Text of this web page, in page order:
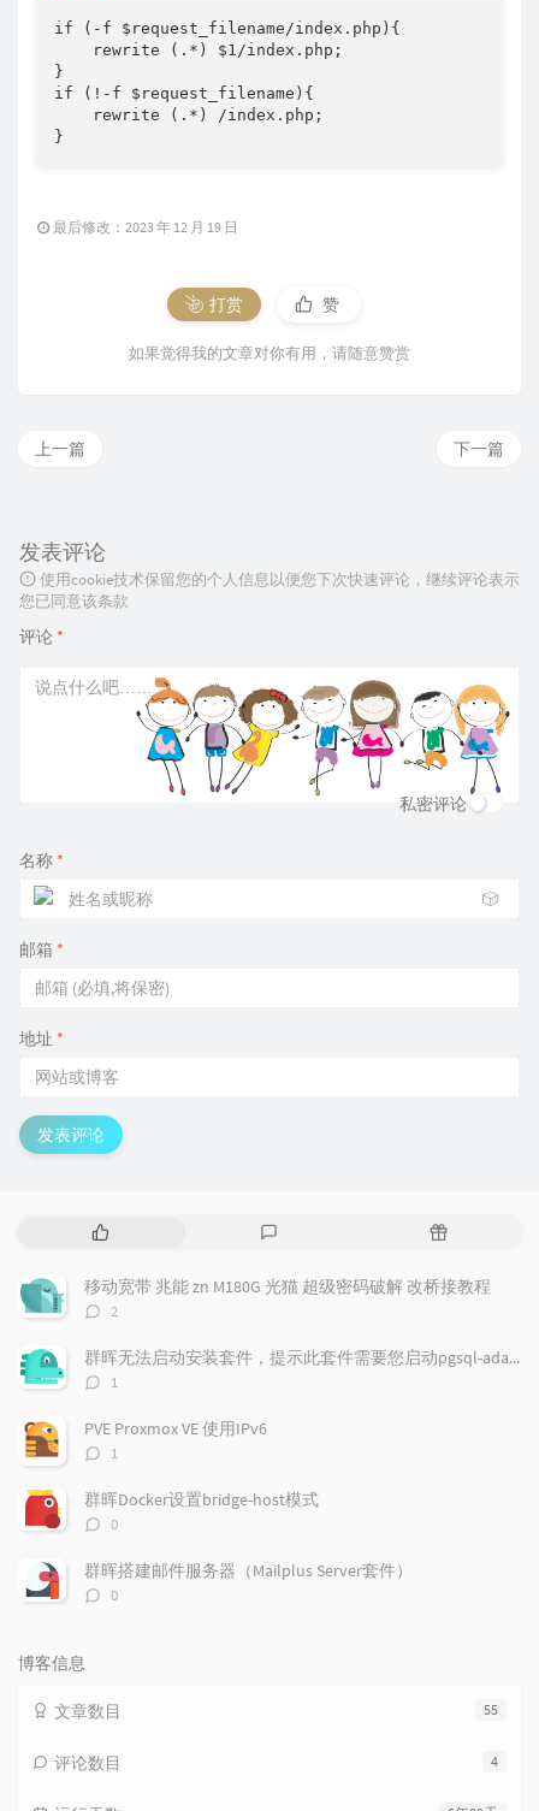
if (-f $request_filename/index.php){
    rewrite (.*) $1/index.php;
}
if (!-f $request_filename){
    rewrite (.*) /index.php;
}
最后修改：2023 年 12 月 19 日
打赏 赞
如果觉得我的文章对你有用，请随意赞赏
下一篇
上一篇
发表评论
使用cookie技术保留您的个人信息以便您下次快速评论，继续评论表示
您已同意该条款
评论 *
私密评论
名称 *
🎲
邮箱 *
地址 *
发表评论
热
文
章
评
论
随
文
章
移动宽带 兆能 zn M180G 光猫 超级密码破解 改桥接教程
评
数：
2
群晖无法启动安装套件，提示此套件需要您启动pgsql-adapter.service
评
数：
1
PVE Proxmox VE 使用IPv6
评
数：
1
群晖Docker设置bridge-host模式
评
数：
0
群晖搭建邮件服务器（Mailplus Server套件）
评
0
博客信息
55
文章数目
4
评论数目